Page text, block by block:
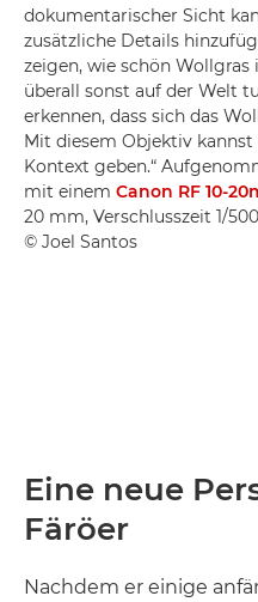
dokumentarischer Sicht
zusätzliche Details
zeigen, wie schön
überall sonst auf der Welt
erkennen, dass sich das
Mit diesem Objektiv
Kontext geben.“
mit einem Canon RF 10-
20 mm, Verschlusszeit 1/
© Joel Santos
Eine neue
Färöer
Nachdem er einige